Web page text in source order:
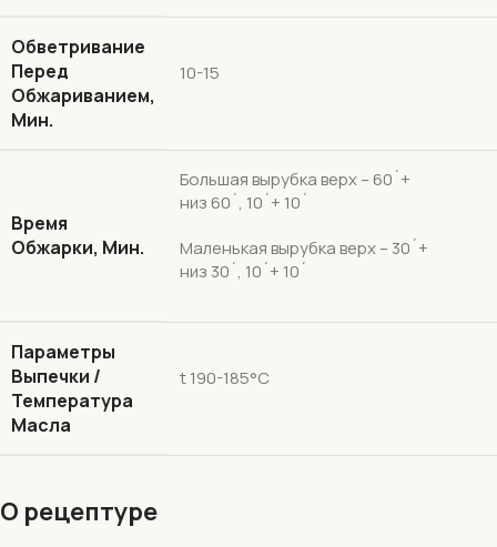
Обветривание
Перед
Обжариванием,
Мин.
10-15
Время
Обжарки, Мин.
Большая вырубка верх – 60´+
низ 60´, 10´+ 10´
Маленькая вырубка верх – 30´+
низ 30´, 10´+ 10´
Параметры
Выпечки /
Температура
Масла
t 190-185°С
О рецептуре